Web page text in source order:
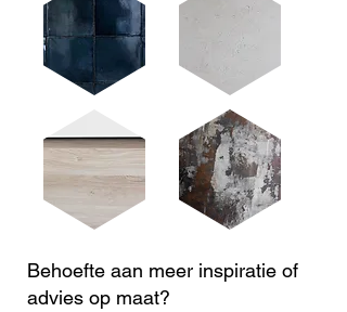
Behoefte aan meer inspiratie of
advies op maat?